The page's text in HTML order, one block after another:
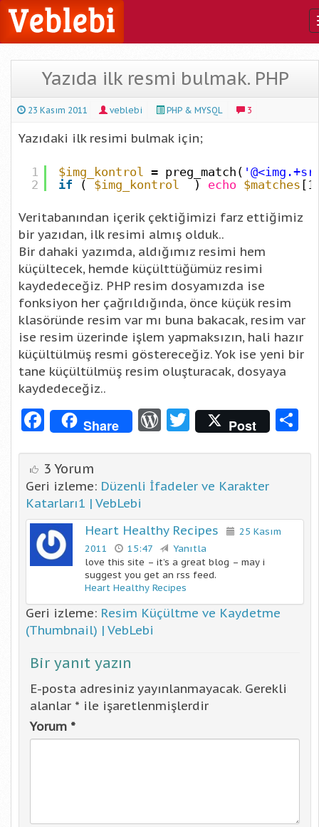
Yazıda ilk resmi bulmak. PHP
23 Kasım 2011 veblebi PHP & MYSQL 3
Yazıdaki ilk resimi bulmak için;
1
2
$img_kontrol = preg_match(
if
( $img_kontrol ) echo $matches
Veritabanından içerik çektiğimizi farz ettiğimiz
bir yazıdan, ilk resimi almış olduk..
Bir dahaki yazımda, aldığımız resimi hem
küçültecek, hemde küçülttüğümüz resimi
kaydedeceğiz. PHP resim dosyamızda ise
fonksiyon her çağrıldığında, önce küçük resim
klasöründe resim var mı buna bakacak, resim var
ise resim üzerinde işlem yapmaksızın, hali hazır
küçültülmüş resmi göstereceğiz. Yok ise yeni bir
tane küçültülmüş resim oluşturacak, dosyaya
kaydedeceğiz..
Facebook
Share WordPress
Twitter
Post
3 Yorum
Geri izleme: Düzenli İfadeler ve Karakter
Katarları1 | VebLebi
Heart Healthy Recipes
25 Kasım
2011
15:47
Yanıtla
love this site – it’s a great blog – may i
suggest you get an rss feed.
Heart Healthy Recipes
Geri izleme: Resim Küçültme ve Kaydetme
(Thumbnail) | VebLebi
Bir yanıt yazın
E-posta adresiniz yayınlanmayacak. Gerekli
alanlar * ile işaretlenmişlerdir
Yorum *